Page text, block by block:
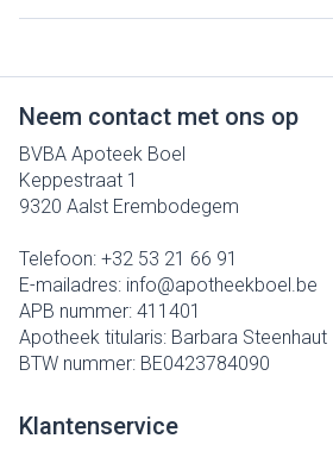
Neem contact met ons op
BVBA Apoteek Boel
Keppestraat 1
9320 Aalst Erembodegem
Telefoon: +32 53 21 66 91
E-mailadres: info@apotheekboel.be
APB nummer: 411401
Apotheek titularis: Barbara Steenhaut
BTW nummer: BE0423784090
Klantenservice